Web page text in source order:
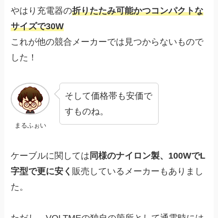
やはり充電器の折りたたみ可能かつコンパクトな
サイズで30W
これが他の競合メーカーでは見つからないもので
した！
まるふぉい
そして価格帯も安価で
すものね。
ケーブルに関しては 同様のナイロン製、100WでL
字型で更に安く 販売しているメーカーもありまし
た。